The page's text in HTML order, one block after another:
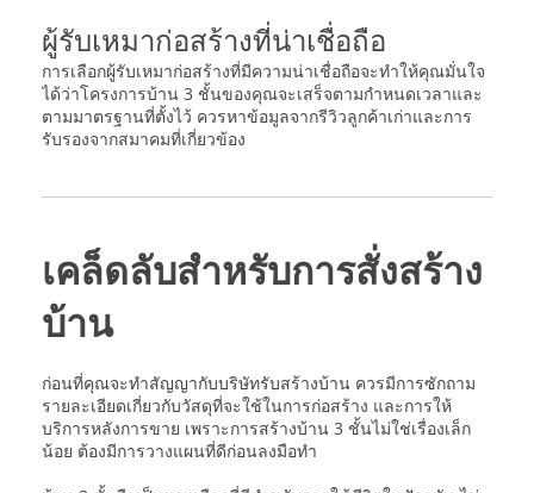
ผู้รับเหมาก่อสร้างที่น่าเชื่อถือ
การเลือกผู้รับเหมาก่อสร้างที่มีความน่าเชื่อถือจะทำให้คุณมั่นใจ
ได้ว่าโครงการบ้าน 3 ชั้นของคุณจะเสร็จตามกำหนดเวลาและ
ตามมาตรฐานที่ตั้งไว้ ควรหาข้อมูลจากรีวิวลูกค้าเก่าและการ
รับรองจากสมาคมที่เกี่ยวข้อง
เคล็ดลับสำหรับการสั่งสร้าง
บ้าน
ก่อนที่คุณจะทำสัญญากับบริษัทรับสร้างบ้าน ควรมีการซักถาม
รายละเอียดเกี่ยวกับวัสดุที่จะใช้ในการก่อสร้าง และการให้
บริการหลังการขาย เพราะการสร้างบ้าน 3 ชั้นไม่ใช่เรื่องเล็ก
น้อย ต้องมีการวางแผนที่ดีก่อนลงมือทำ